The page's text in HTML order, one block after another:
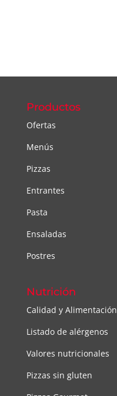
Productos
Ofertas
Menús
Pizzas
Entrantes
Pasta
Ensaladas
Postres
Nutrición
Calidad y Alimentación
Listado de alérgenos
Valores nutricionales
Pizzas sin gluten